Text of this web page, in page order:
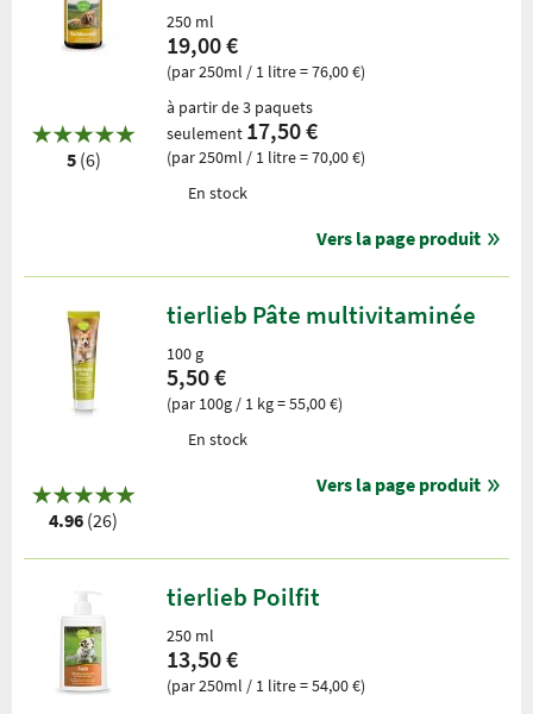
5(6)
250 ml
19,00 €
(par 250ml / 1 litre = 76,00 €)
à partir de 3 paquets
seulement 17,50 €
(par 250ml / 1 litre = 70,00 €)
En stock
Vers la page produit
4.96 (26)
tierlieb Pâte multivitaminée
100 g
5,50 €
(par 100g / 1 kg = 55,00 €)
En stock
Vers la page produit
tierlieb Poilfit
250 ml
13,50 €
(par 250ml / 1 litre = 54,00 €)